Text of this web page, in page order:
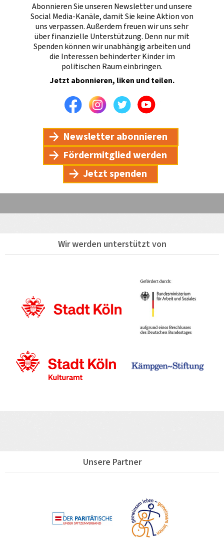
Abonnieren Sie unseren Newsletter und unsere
Social Media-Kanäle, damit Sie keine Aktion von
uns verpassen. Außerdem freuen wir uns sehr
über finanzielle Unterstützung. Denn nur mit
Spenden können wir unabhängig arbeiten und
die Interessen behinderter Kinder im
politischen Raum einbringen.
Jetzt abonnieren, liken und teilen.
FacebookInstagramTwitterYoutube
Newsletter abonnieren
Fördermitglied werden
Jetzt spenden
Wir werden unterstützt von
Unsere Partner